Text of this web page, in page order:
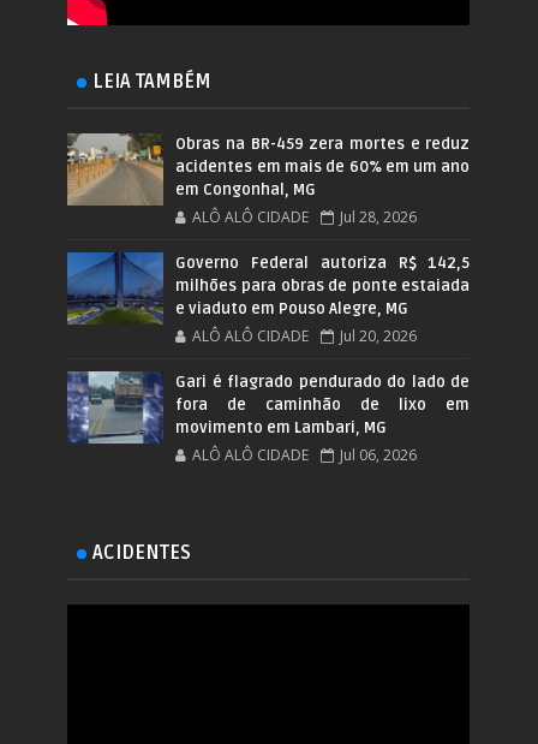
LEIA TAMBÉM
Obras na BR-459 zera mortes e reduz
acidentes em mais de 60% em um ano
em Congonhal, MG
ALÔ ALÔ CIDADE Jul 28, 2026
Governo Federal autoriza R$ 142,5
milhões para obras de ponte estaiada
e viaduto em Pouso Alegre, MG
ALÔ ALÔ CIDADE Jul 20, 2026
Gari é flagrado pendurado do lado de
fora de caminhão de lixo em
movimento em Lambari, MG
ALÔ ALÔ CIDADE Jul 06, 2026
ACIDENTES